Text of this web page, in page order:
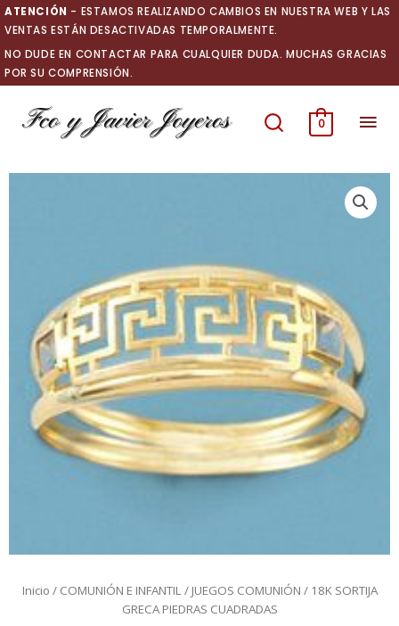
Ir
al
contenido
ATENCIÓN - ESTAMOS REALIZANDO CAMBIOS EN NUESTRA WEB Y LAS
VENTAS ESTÁN DESACTIVADAS TEMPORALMENTE.
NO DUDE EN CONTACTAR PARA CUALQUIER DUDA. MUCHAS GRACIAS
POR SU COMPRENSIÓN.
0
Inicio / COMUNIÓN E INFANTIL / JUEGOS COMUNIÓN / 18K SORTIJA
GRECA PIEDRAS CUADRADAS